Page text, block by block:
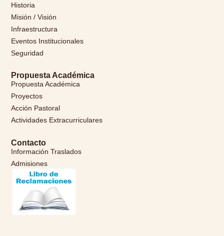
Historia
Misión / Visión
Infraestructura
Eventos Institucionales
Seguridad
Propuesta Académica
Propuesta Académica
Proyectos
Acción Pastoral
Actividades Extracurriculares
Contacto
Información Traslados
Admisiones